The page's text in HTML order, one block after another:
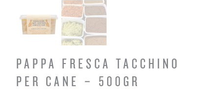
PAPPA FRESCA TACCHINO
PER CANE – 500GR